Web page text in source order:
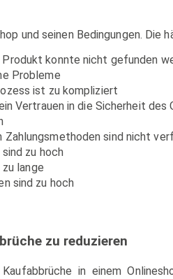
und seinen Bedingungen. Die
konnte nicht gefunden
Probleme
ist zu kompliziert
Vertrauen in die Sicherheit des
Zahlungsmethoden sind nicht
zu hoch
lange
sind zu hoch
zu reduzieren
in einem